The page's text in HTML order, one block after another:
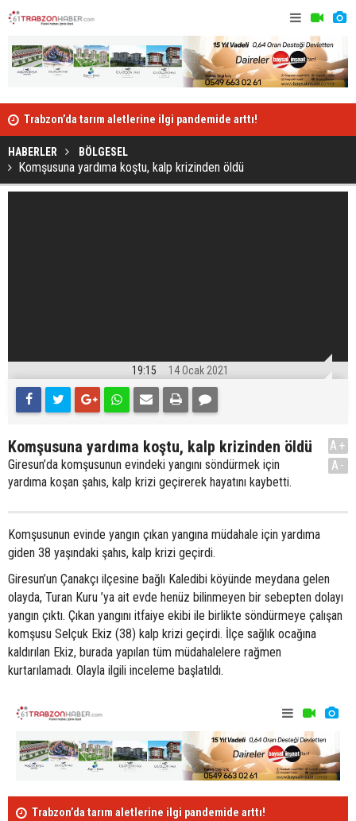
Trabzon’da tarım aletlerine ilgi pandemide arttı!
HABERLER BÖLGESEL
Komşusuna yardıma koştu, kalp krizinden öldü
19:15 14 Ocak 2021
Komşusuna yardıma koştu, kalp krizinden öldü
Giresun’da komşusunun evindeki yangını söndürmek için
yardıma koşan şahıs, kalp krizi geçirerek hayatını kaybetti.
A+
A-
Komşusunun evinde yangın çıkan yangına müdahale için yardıma
giden 38 yaşındaki şahıs, kalp krizi geçirdi.
Giresun’un Çanakçı ilçesine bağlı Kaledibi köyünde meydana gelen
olayda, Turan Kuru ’ya ait evde henüz bilinmeyen bir sebepten dolayı
yangın çıktı. Çıkan yangını itfaiye ekibi ile birlikte söndürmeye çalışan
komşusu Selçuk Ekiz (38) kalp krizi geçirdi. İlçe sağlık ocağına
kaldırılan Ekiz, burada yapılan tüm müdahalelere rağmen
kurtarılamadı. Olayla ilgili inceleme başlatıldı.
Trabzon’da tarım aletlerine ilgi pandemide arttı!